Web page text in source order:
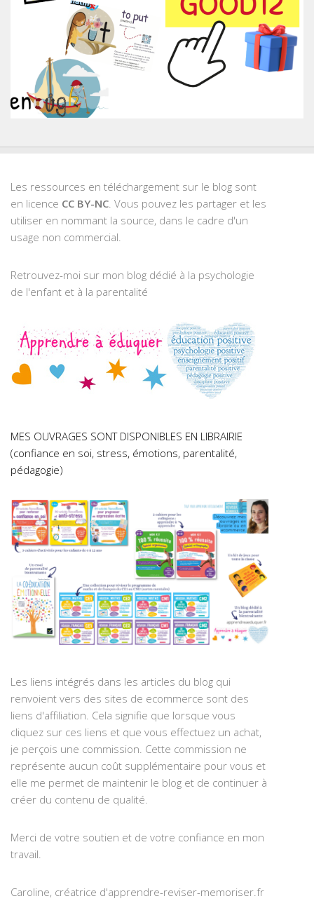
Les ressources en téléchargement sur le blog sont
en licence CC BY-NC. Vous pouvez les partager et les
utiliser en nommant la source, dans le cadre d'un
usage non commercial.
Retrouvez-moi sur mon blog dédié à la psychologie
de l'enfant et à la parentalité
MES OUVRAGES SONT DISPONIBLES EN LIBRAIRIE
(confiance en soi, stress, émotions, parentalité,
pédagogie)
Les liens intégrés dans les articles du blog qui
renvoient vers des sites de ecommerce sont des
liens d'affiliation. Cela signifie que lorsque vous
cliquez sur ces liens et que vous effectuez un achat,
je perçois une commission. Cette commission ne
représente aucun coût supplémentaire pour vous et
elle me permet de maintenir le blog et de continuer à
créer du contenu de qualité.
Merci de votre soutien et de votre confiance en mon
travail.
Caroline, créatrice d'apprendre-reviser-memoriser.fr